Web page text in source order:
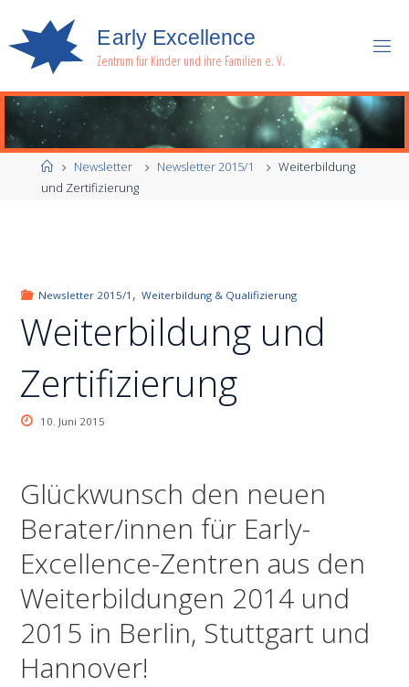
Early Excellence
Zentrum für Kinder und ihre Familien e. V.
StartNewsletter Newsletter 2015/1
Weiterbildung
und Zertifizierung
Newsletter 2015/1 , Weiterbildung & Qualifizierung
Weiterbildung und
Zertifizierung
10. Juni 2015
Glückwunsch den neuen
Berater/innen für Early-
Excellence-Zentren aus den
Weiterbildungen 2014 und
2015 in Berlin, Stuttgart und
Hannover!